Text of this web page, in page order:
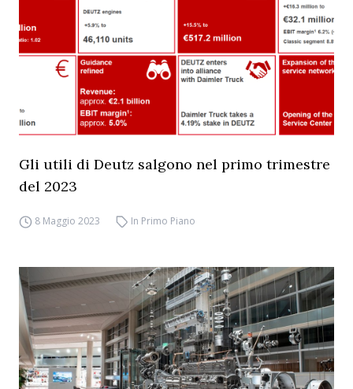
Gli utili di Deutz salgono nel primo trimestre
del 2023
8 Maggio 2023 In Primo Piano